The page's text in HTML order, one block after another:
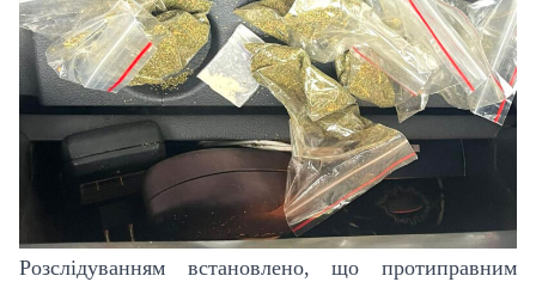
Розслідуванням встановлено, що протиправним